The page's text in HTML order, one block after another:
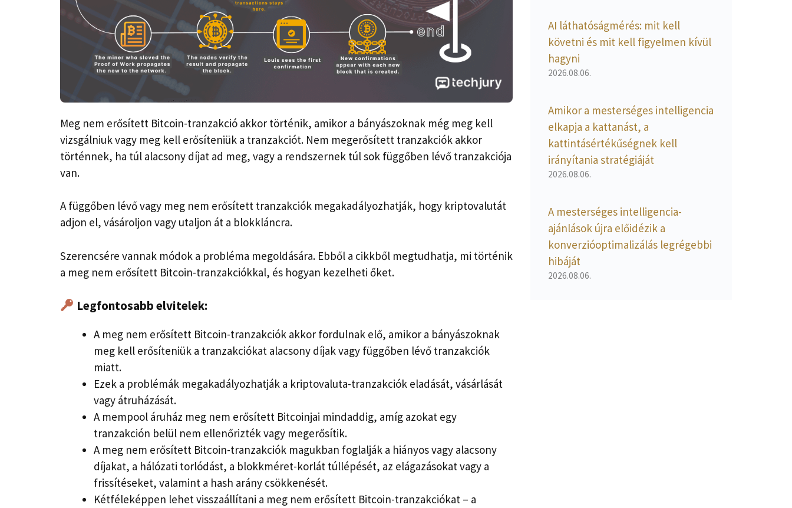
Meg nem erősített Bitcoin-tranzakció akkor történik, amikor a bányászoknak még meg kell
vizsgálniuk vagy meg kell erősíteniük a tranzakciót. Nem megerősített tranzakciók akkor
történnek, ha túl alacsony díjat ad meg, vagy a rendszernek túl sok függőben lévő tranzakciója
van.
A függőben lévő vagy meg nem erősített tranzakciók megakadályozhatják, hogy kriptovalutát
adjon el, vásároljon vagy utaljon át a blokkláncra.
Szerencsére vannak módok a probléma megoldására. Ebből a cikkből megtudhatja, mi történik
a meg nem erősített Bitcoin-tranzakciókkal, és hogyan kezelheti őket.
Legfontosabb elvitelek:
A meg nem erősített Bitcoin-tranzakciók akkor fordulnak elő, amikor a bányászoknak
meg kell erősíteniük a tranzakciókat alacsony díjak vagy függőben lévő tranzakciók
miatt.
Ezek a problémák megakadályozhatják a kriptovaluta-tranzakciók eladását, vásárlását
vagy átruházását.
A mempool áruház meg nem erősített Bitcoinjai mindaddig, amíg azokat egy
tranzakción belül nem ellenőrizték vagy megerősítik.
A meg nem erősített Bitcoin-tranzakciók magukban foglalják a hiányos vagy alacsony
díjakat, a hálózati torlódást, a blokkméret-korlát túllépését, az elágazásokat vagy a
frissítéseket, valamint a hash arány csökkenését.
Kétféleképpen lehet visszaállítani a meg nem erősített Bitcoin-tranzakciókat – a
AI láthatóságmérés: mit kell
követni és mit kell figyelmen kívül
hagyni
2026.08.06.
Amikor a mesterséges intelligencia
elkapja a kattanást, a
kattintásértékűségnek kell
irányítania stratégiáját
2026.08.06.
A mesterséges intelligencia-
ajánlások újra előidézik a
konverzióoptimalizálás legrégebbi
hibáját
2026.08.06.